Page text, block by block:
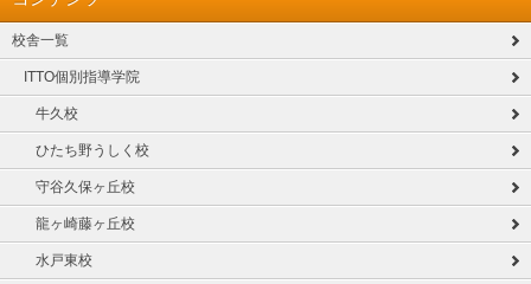
校舎一覧
ITTO個別指導学院
牛久校
ひたち野うしく校
守谷久保ヶ丘校
龍ヶ崎藤ヶ丘校
水戸東校